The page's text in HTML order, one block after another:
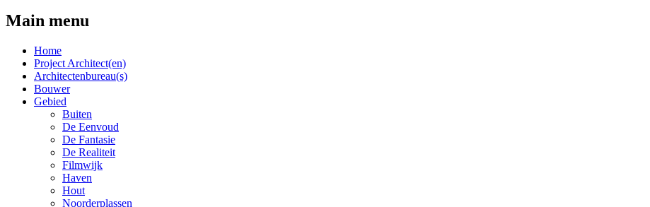
Main menu
Home
Project Architect(en)
Architectenbureau(s)
Bouwer
Gebied
Buiten
De Eenvoud
De Fantasie
De Realiteit
Filmwijk
Haven
Hout
Noorderplassen